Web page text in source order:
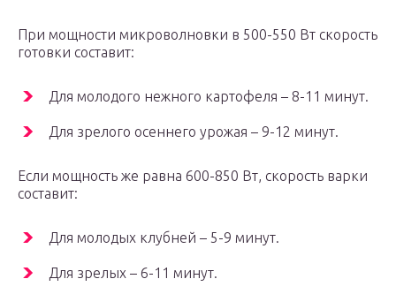
При мощности микроволновки в 500-550 Вт скорость
готовки составит:
Для молодого нежного картофеля – 8-11 минут.
Для зрелого осеннего урожая – 9-12 минут.
Если мощность же равна 600-850 Вт, скорость варки
составит:
Для молодых клубней – 5-9 минут.
Для зрелых – 6-11 минут.